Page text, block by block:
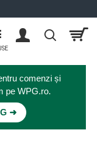
comenzi și
pe WPG.ro.
➜